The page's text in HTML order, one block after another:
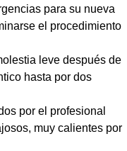
para su nueva
el procedimiento
leve después de
hasta por dos
por el profesional
muy calientes por